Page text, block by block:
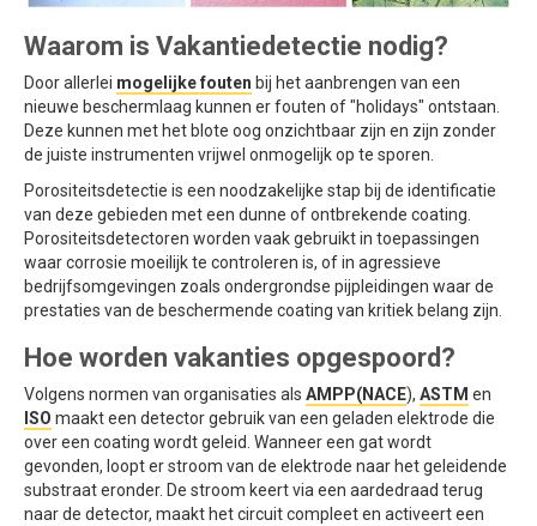
Waarom is Vakantiedetectie nodig?
Door allerlei mogelijke fouten bij het aanbrengen van een
nieuwe beschermlaag kunnen er fouten of "holidays" ontstaan.
Deze kunnen met het blote oog onzichtbaar zijn en zijn zonder
de juiste instrumenten vrijwel onmogelijk op te sporen.
Porositeitsdetectie is een noodzakelijke stap bij de identificatie
van deze gebieden met een dunne of ontbrekende coating.
Porositeitsdetectoren worden vaak gebruikt in toepassingen
waar corrosie moeilijk te controleren is, of in agressieve
bedrijfsomgevingen zoals ondergrondse pijpleidingen waar de
prestaties van de beschermende coating van kritiek belang zijn.
Hoe worden vakanties opgespoord?
Volgens normen van organisaties als AMPP(NACE), ASTM en
ISO maakt een detector gebruik van een geladen elektrode die
over een coating wordt geleid. Wanneer een gat wordt
gevonden, loopt er stroom van de elektrode naar het geleidende
substraat eronder. De stroom keert via een aardedraad terug
naar de detector, maakt het circuit compleet en activeert een